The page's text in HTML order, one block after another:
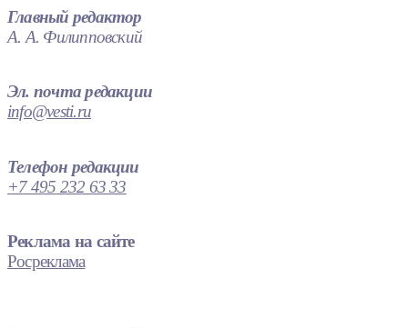
Главный редактор
А. А. Филипповский
Эл. почта редакции
info@vesti.ru
Телефон редакции
+7 495 232 63 33
Реклама на сайте
Росреклама